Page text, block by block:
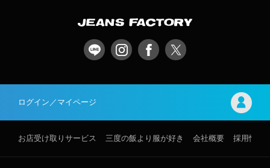
ログイン／マイページ
お店受け取りサービス 三度の飯より服が好き 会社概要 採用情報